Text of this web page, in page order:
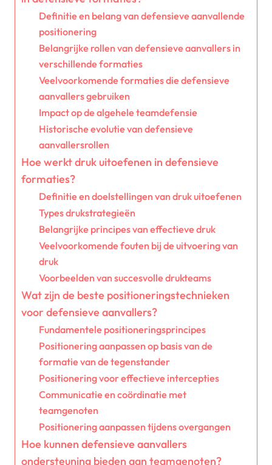
Definitie en belang van defensieve aanvallende
positionering
Belangrijke rollen van defensieve aanvallers in
verschillende formaties
Veelvoorkomende formaties die defensieve
aanvallers gebruiken
Impact op de algehele teamdefensie
Historische evolutie van defensieve
aanvallersrollen
Hoe werkt druk uitoefenen in defensieve
formaties?
Definitie en doelstellingen van druk uitoefenen
Types drukstrategieën
Belangrijke principes van effectieve druk
Veelvoorkomende fouten bij de uitvoering van
druk
Voorbeelden van succesvolle drukteams
Wat zijn de beste positioneringstechnieken
voor defensieve aanvallers?
Fundamentele positioneringsprincipes
Positionering aanpassen op basis van de
formatie van de tegenstander
Positionering voor effectieve intercepties
Communicatie en coördinatie met
teamgenoten
Positionering aanpassen tijdens overgangen
Hoe kunnen defensieve aanvallers
ondersteuning bieden aan teamgenoten?